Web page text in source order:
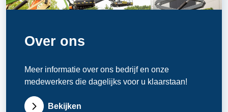
Over ons
Meer informatie over ons bedrijf en onze
medewerkers die dagelijks voor u klaarstaan!
Bekijken